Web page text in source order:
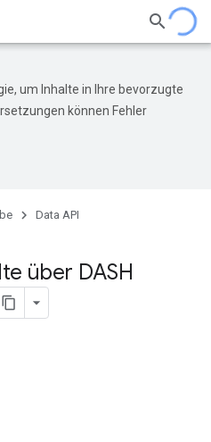
um Inhalte in Ihre bevorzugte
können Fehler
Data API
über DASH